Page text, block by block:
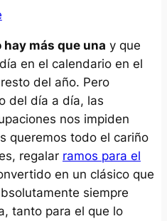
hay más que una y que
en el calendario en el
del año. Pero
del día a día, las
nos impiden
queremos todo el cariño
regalar ramos para el
en un clásico que
siempre
tanto para el que lo